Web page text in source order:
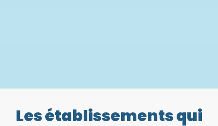
Les établissements qui